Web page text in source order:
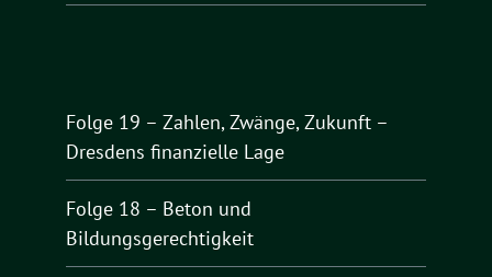
Folge 19 – Zahlen, Zwänge, Zukunft –
Dresdens finanzielle Lage
Folge 18 – Beton und
Bildungsgerechtigkeit